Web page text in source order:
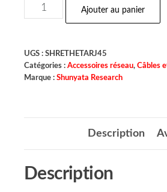
Ajouter au panier
UGS : SHRETHETARJ45
Catégories : Accessoires réseau, Câbles
Marque : Shunyata Research
Description
Description